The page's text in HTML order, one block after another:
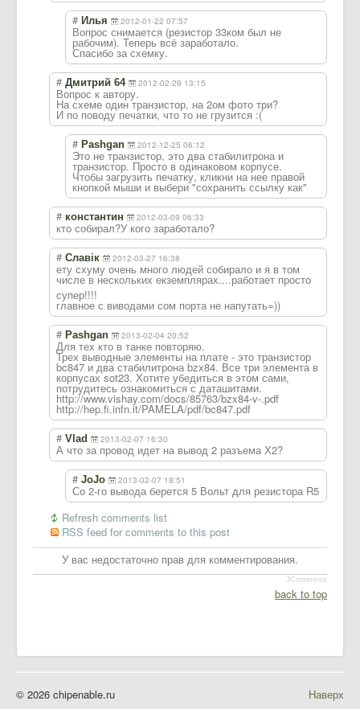
# Илья 2012-01-22 07:57
Вопрос снимается (резистор 33ком был не
рабочим). Теперь всё заработало.
Спасибо за схемку.
# Дмитрий 64 2012-02-29 13:15
Вопрос к автору.
На схеме один транзистор, на 2ом фото три?
И по поводу печатки, что то не грузится :(
# Pashgan 2012-12-25 06:12
Это не транзистор, это два стабилитрона и
транзистор. Просто в одинаковом корпусе.
Чтобы загрузить печатку, кликни на нее правой
кнопкой мыши и выбери "сохранить ссылку как"
# константин 2012-03-09 06:33
кто собирал?У кого заработало?
# Славік 2012-03-27 16:38
ету схуму очень много людей собирало и я в том
числе в нескольких екземплярах....работает просто
супер!!!!
главное с виводами сом порта не напутать=))
# Pashgan 2013-02-04 20:52
Для тех кто в танке повторяю.
Трех выводные элементы на плате - это транзистор
bc847 и два стабилитрона bzx84. Все три элемента в
корпусах sot23. Хотите убедиться в этом сами,
потрудитесь ознакомиться с даташитами.
http://www.vishay.com/docs/85763/bzx84-v-.pdf
http://hep.fi.infn.it/PAMELA/pdf/bc847.pdf
# Vlad 2013-02-07 16:30
А что за провод идет на вывод 2 разъема Х2?
# JoJo 2013-02-07 18:51
Со 2-го вывода берется 5 Вольт для резистора R5
Refresh comments list
RSS feed for comments to this post
У вас недостаточно прав для комментирования.
JComments
back to top
Наверх
© 2026 chipenable.ru